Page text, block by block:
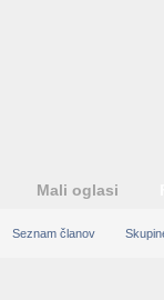
Mali oglasi
Seznam članov